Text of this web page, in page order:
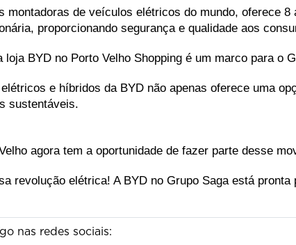
montadoras de veículos elétricos do mundo, oferece
proporcionando segurança e qualidade aos
loja BYD no Porto Velho Shopping é um marco para
e híbridos da BYD não apenas oferece uma
sustentáveis.
agora tem a oportunidade de fazer parte desse
revolução elétrica! A BYD no Grupo Saga está pronta
nas redes sociais: